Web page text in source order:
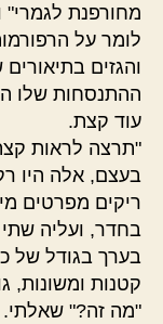
מחורפנת לגמרי"
לומר על
והגזים
ההתנסחות שלו
עוד קצת.
"תרצה לראות
בעצם, אלה היו
ריקים מפרטים
בחדר, ועליה
בערך בגודל של
קטנות ומשונות,
"מה זה?" שאלתי.